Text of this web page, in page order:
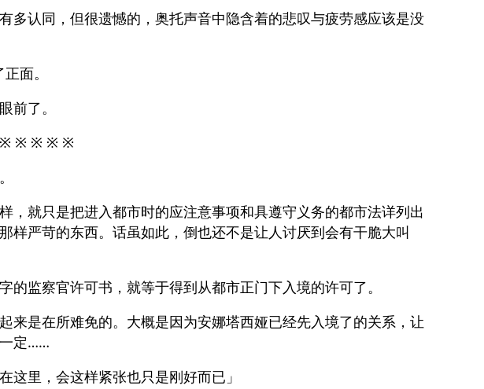
多认同，但很遗憾的，奥托声音中隐含着的悲叹与疲劳感应该是没
面。
前了。
※ ※ ※ ※
，就只是把进入都市时的应注意事项和具遵守义务的都市法详列出
样严苛的东西。话虽如此，倒也还不是让人讨厌到会有干脆大叫
监察官许可书，就等于得到从都市正门下入境的许可了。
来是在所难免的。大概是因为安娜塔西娅已经先入境了的关系，让
定……
这里，会这样紧张也只是刚好而已」